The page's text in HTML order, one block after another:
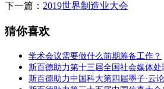
下一篇： 2019世界制造业大会
猜你喜欢
学术会议需要做什么前期筹备工作？
斯百德助力第十三届全国社会媒体
斯百德助力中国科大第四届墨子·云